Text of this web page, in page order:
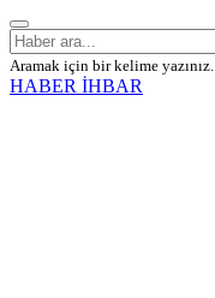
Aramak için bir kelime yazınız.
HABER İHBAR